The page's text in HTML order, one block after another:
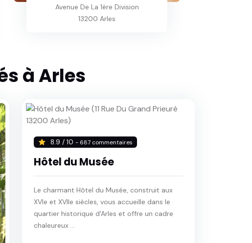
Avenue De La 1ère Division
13200 Arles
à Arles
8.9 / 10 - 687 commentaires
Hôtel du Musée
Le charmant Hôtel du Musée, construit aux
XVIe et XVIIe siècles, vous accueille dans le
quartier historique d'Arles et offre un cadre
chaleureux ...